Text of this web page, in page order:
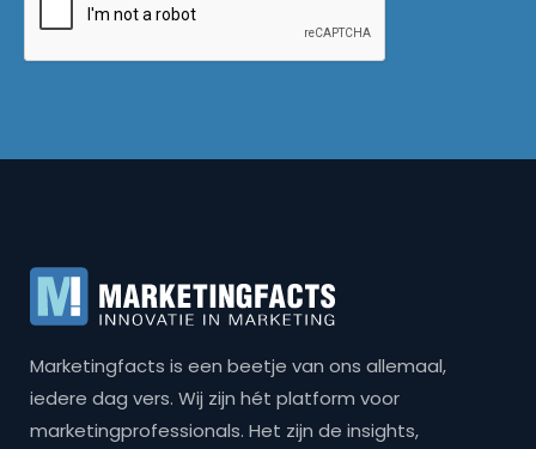
Marketingfacts is een beetje van ons allemaal,
iedere dag vers. Wij zijn hét platform voor
marketingprofessionals. Het zijn de insights,